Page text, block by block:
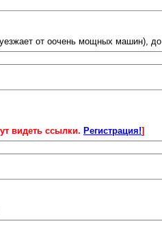
уезжает от оочень мощных машин),
видеть ссылки. Регистрация!]